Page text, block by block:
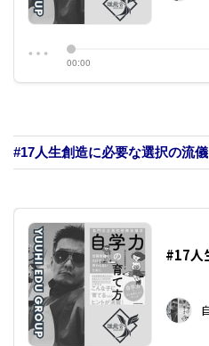
#17人生創造に必要な選択の流儀